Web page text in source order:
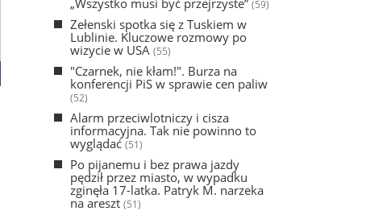
„Wszystko musi być przejrzyste” (59)
Zełenski spotka się z Tuskiem w
Lublinie. Kluczowe rozmowy po
wizycie w USA (55)
"Czarnek, nie kłam!". Burza na
konferencji PiS w sprawie cen paliw
(52)
Alarm przeciwlotniczy i cisza
informacyjna. Tak nie powinno to
wyglądać(51)
Po pijanemu i bez prawa jazdy
pędził przez miasto, w wypadku
zginęła 17-latka. Patryk M. narzeka
na areszt (51)